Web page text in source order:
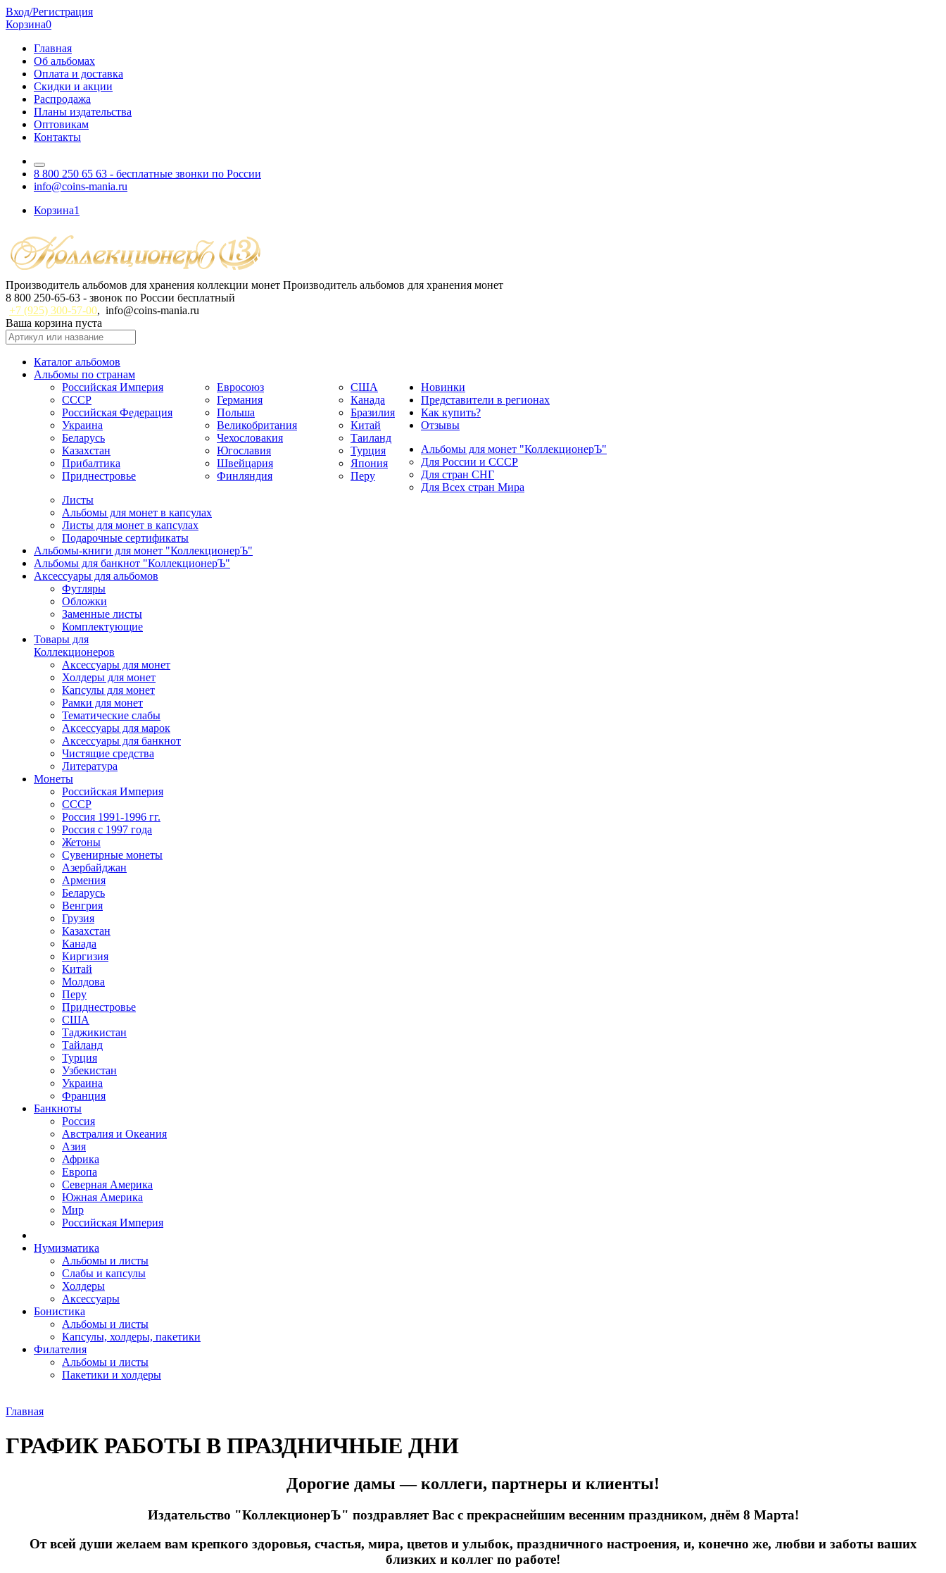
Вход/Регистрация
Корзина0
Главная
Об альбомах
Оплата и доставка
Скидки и акции
Распродажа
Планы издательства
Оптовикам
Контакты
8 800 250 65 63 - бесплатные звонки по России
info@coins-mania.ru
Корзина1
Производитель альбомов для хранения коллекции монет Производитель альбомов для хранения монет
8 800 250-65-63 - звонок по России бесплатный
+7 (925) 300-57-00, info@coins-mania.ru
Ваша корзина пуста
Каталог альбомов
Альбомы по странам
Российская Империя
СССР
Российская Федерация
Украина
Беларусь
Казахстан
Прибалтика
Приднестровье
Евросоюз
Германия
Польша
Великобритания
Чехословакия
Югославия
Швейцария
Финляндия
США
Канада
Бразилия
Китай
Таиланд
Турция
Япония
Перу
Новинки
Представители в регионах
Как купить?
Отзывы
Альбомы для монет "КоллекционерЪ"
Для России и СССР
Для стран СНГ
Для Всех стран Мира
Листы
Альбомы для монет в капсулах
Листы для монет в капсулах
Подарочные сертификаты
Альбомы-книги для монет "КоллекционерЪ"
Альбомы для банкнот "КоллекционерЪ"
Аксессуары для альбомов
Футляры
Обложки
Заменные листы
Комплектующие
Товары для
Коллекционеров
Аксессуары для монет
Холдеры для монет
Капсулы для монет
Рамки для монет
Тематические слабы
Аксессуары для марок
Аксессуары для банкнот
Чистящие средства
Литература
Монеты
Российская Империя
СССР
Россия 1991-1996 гг.
Россия с 1997 года
Жетоны
Сувенирные монеты
Азербайджан
Армения
Беларусь
Венгрия
Грузия
Казахстан
Канада
Киргизия
Китай
Молдова
Перу
Приднестровье
США
Таджикистан
Тайланд
Турция
Узбекистан
Украина
Франция
Банкноты
Россия
Австралия и Океания
Азия
Африка
Европа
Северная Америка
Южная Америка
Мир
Российская Империя
Нумизматика
Альбомы и листы
Слабы и капсулы
Холдеры
Аксессуары
Бонистика
Альбомы и листы
Капсулы, холдеры, пакетики
Филателия
Альбомы и листы
Пакетики и холдеры
Главная
ГРАФИК РАБОТЫ В ПРАЗДНИЧНЫЕ ДНИ
Дорогие дамы — коллеги, партнеры и клиенты!
Издательство "КоллекционерЪ" поздравляет Вас с прекраснейшим весенним праздником, днём 8 Марта!
От всей души желаем вам крепкого здоровья, счастья, мира, цветов и улыбок, праздничного настроения, и, конечно же, любви и заботы ваших
близких и коллег по работе!